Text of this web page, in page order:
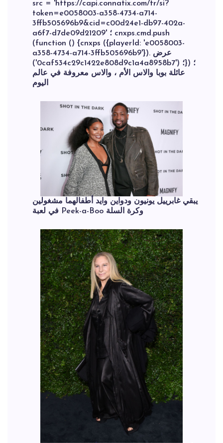
src = 'https://capi.connatix.com/tr/si?
token=e0058003-a358-4734-a714-
3ffb505696b9&cid=c00d24e1-db97-402a-
a6f7-d7de09d21209' ؛ cnxps.cmd.push
(function () {cnxps ({playerId: 'e0058003-
a358-4734-a714-3ffb505696b9'}). عرض
('0caf534c29c1422e808d9c1a4a8958b7') ؛}) ؛
عائلة بوبا والاس الأم ، والاس معروفة في عالم
اليوم
يبقي غابرييل يونيون ودواين وايد أطفالهما مشغولين
في لعبة Peek-a-Boo وكرة السلة